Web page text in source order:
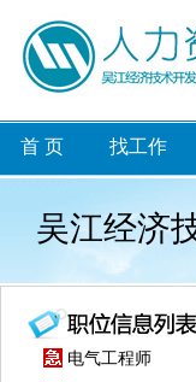
首 页 找工作
吴江经济
电气工程师